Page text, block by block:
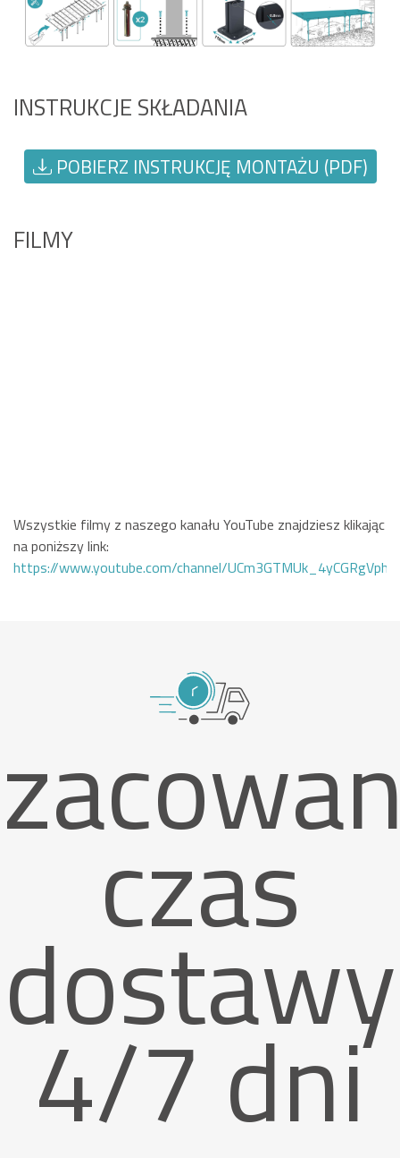
INSTRUKCJE SKŁADANIA
POBIERZ INSTRUKCJĘ MONTAŻU (PDF)
FILMY
Wszystkie filmy z naszego kanału YouTube znajdziesz klikając
na poniższy link:
https://www.youtube.com/channel/
czas
dostawy
4/7 dni